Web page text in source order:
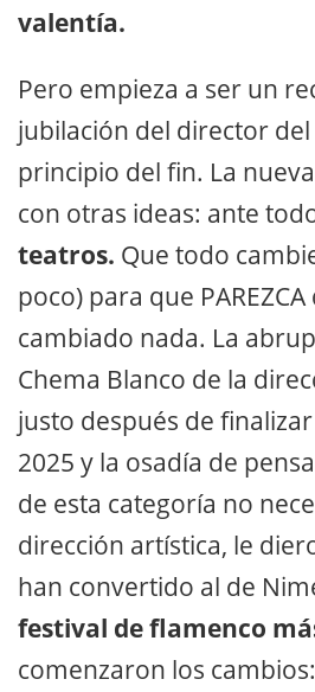
valentía.
Pero empieza a ser un
jubilación del director
principio del fin. La
con otras ideas: ante
teatros. Que todo
poco) para que
cambiado nada. La
Chema Blanco de la
justo después de
2025 y la osadía de
de esta categoría no
dirección artística, le
han convertido al de
festival de flamenco
comenzaron los